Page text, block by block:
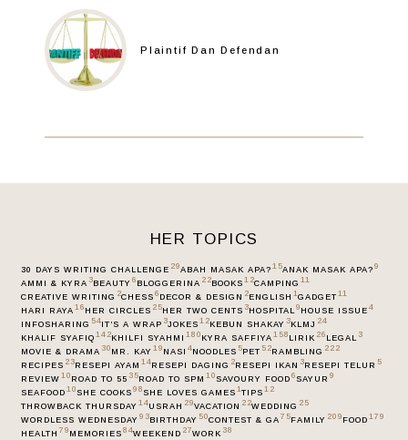
Plaintif Dan Defendan
HER TOPICS
30 DAYS WRITING CHALLENGE 29ABAH MASAK APA? 15ANAK MASAK APA? 9
AMMI & KYRA 3BEAUTY 6 BLOGGERINA 22BOOKS 12CAMPING 11
CREATIVE WRITING 2CHESS 6 DECOR & DESIGN 2ENGLISH 1GADGET 11
HARI RAYA 16 HER CIRCLES 25HER TWO CENTS 3HOSPITAL9 HOUSE ISSUE 4
INFOSHARING 54IT’S A WRAP 3JOKES 12KEBUN SHAKAY 3KLMJ 24
KHALIF SYAFIQ 142KHILFI SYAHMI 180 KYRA SAFFIYA 158 LIRIK 26 LEGAL3
MOVIE & DRAMA 30 MR. KAY 19 NASI 4NOODLES 5PET 52RAMBLING 222
RECIPES 23RESEPI AYAM 14RESEPI DAGING 2RESEPI IKAN 3RESEPI TELUR 5
REVIEW 10 ROAD TO 55 35ROAD TO SPM 10 SAVOURY FOOD 6 SAYUR 9
SEAFOOD 10 SHE COOKS 98 SHE LOVES GAMES 1TIPS 12
THROWBACK THURSDAY 14USRAH 29VACATION 22WEDDING 25
WORDLESS WEDNESDAY 93BIRTHDAY 50CONTEST & GA 75FAMILY 209 FOOD 179
HEALTH 79 MEMORIES 84WEEKEND 27WORK 38